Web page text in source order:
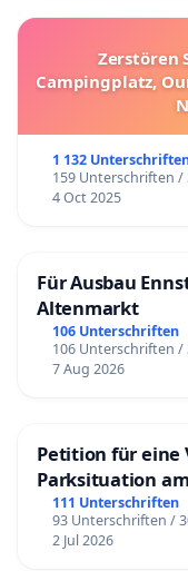
Zerstören
Campingplatz,
1 132
159 Unterschriften /
4 Oct 2025
Für Ausbau
Altenmarkt
106 Unterschriften
106 Unterschriften /
7 Aug 2026
Petition für eine
Parksituation
111 Unterschriften
93 Unterschriften /
2 Jul 2026